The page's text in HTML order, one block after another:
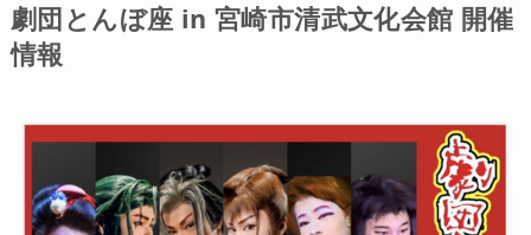
劇団とんぼ座 in 宮崎市清武文化会館 開催
情報